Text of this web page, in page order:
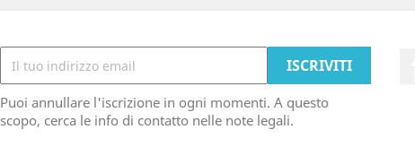
Puoi annullare l'iscrizione in ogni momenti. A questo
scopo, cerca le info di contatto nelle note legali.